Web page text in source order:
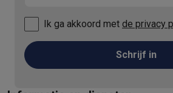
Ik ga akkoord met de privacy
Schrijf in